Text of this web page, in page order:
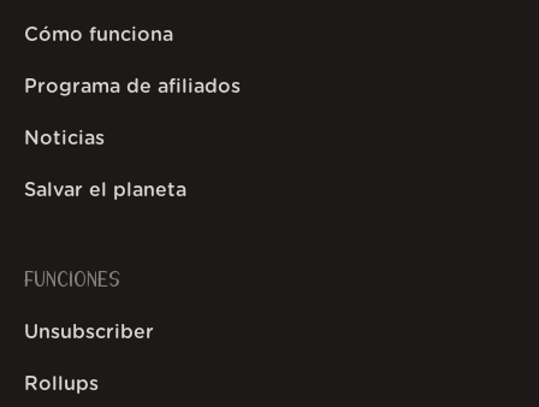
Cómo funciona
Programa de afiliados
Noticias
Salvar el planeta
FUNCIONES
Unsubscriber
Rollups